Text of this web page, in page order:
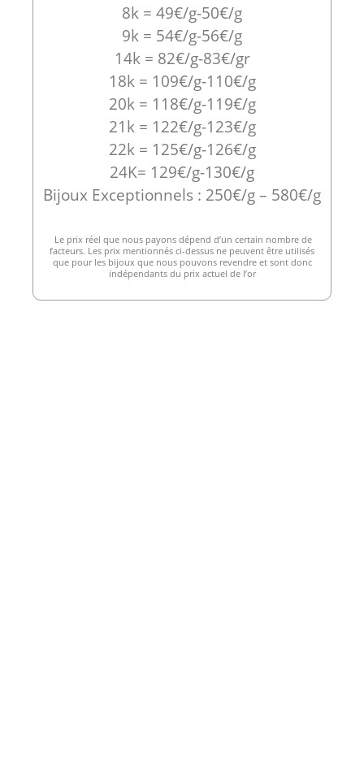
8k = 49€/g-50€/g
9k = 54€/g-56€/g
14k = 82€/g-83€/gr
18k = 109€/g-110€/g
20k = 118€/g-119€/g
21k = 122€/g-123€/g
22k = 125€/g-126€/g
24K= 129€/g-130€/g
Bijoux Exceptionnels : 250€/g – 580€/g
Le prix réel que nous payons dépend d’un certain nombre de
facteurs. Les prix mentionnés ci-dessus ne peuvent être utilisés
que pour les bijoux que nous pouvons revendre et sont donc
indépendants du prix actuel de l’or